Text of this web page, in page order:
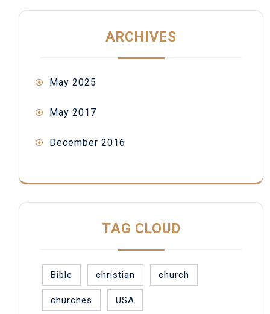
ARCHIVES
May 2025
May 2017
December 2016
TAG CLOUD
Bible christian church
churches USA